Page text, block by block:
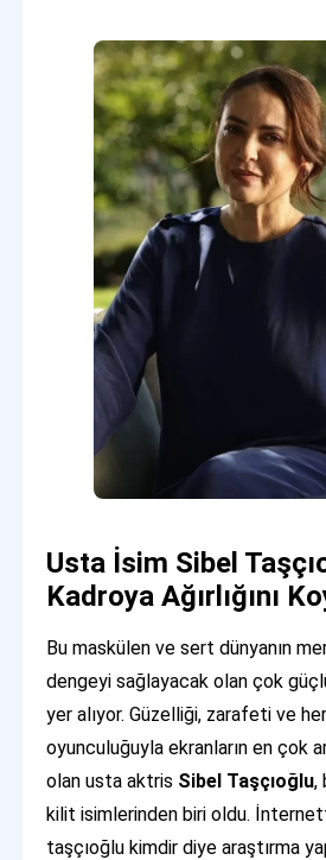
Usta İsim Sibel
Kadroya Ağırlığını
Bu maskülen ve sert dünyanın
dengeyi sağlayacak olan çok
yer alıyor. Güzelliği, zarafeti ve
oyunculuğuyla ekranların en çok
olan usta aktris Sibel Taşçıoğlu,
kilit isimlerinden biri oldu.
taşçıoğlu kimdir diye araştırma